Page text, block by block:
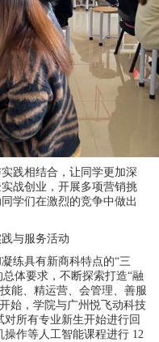
践相结合，让同学更加深
战创业，开展多项营销挑
学们在激烈的竞争中做出
与服务活动
练具有新商科特点的“三
体要求，不断探索打造“融
能、精运营、会管理、善服
始，学院与广州悦飞动科技
所有专业新生开始进行回
作等人工智能课程进行 12